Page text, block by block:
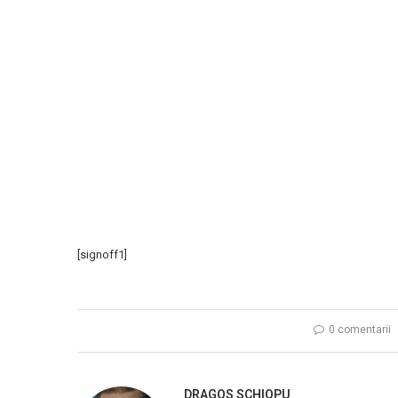
[signoff1]
0 comentarii
DRAGOS SCHIOPU